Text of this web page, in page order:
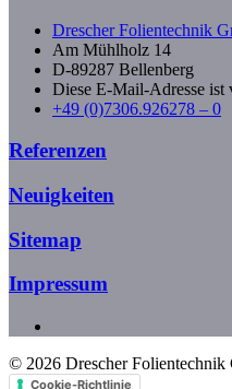
Drescher Folientechnik
Am Mühlholz 14
D-89287 Bellenberg
Diese E-Mail-Adresse ist
+49 (0)7306.926278 – 0
Referenzen
Neuigkeiten
Sitemap
Impressum
© 2026 Drescher
Cookie-Richtlinie